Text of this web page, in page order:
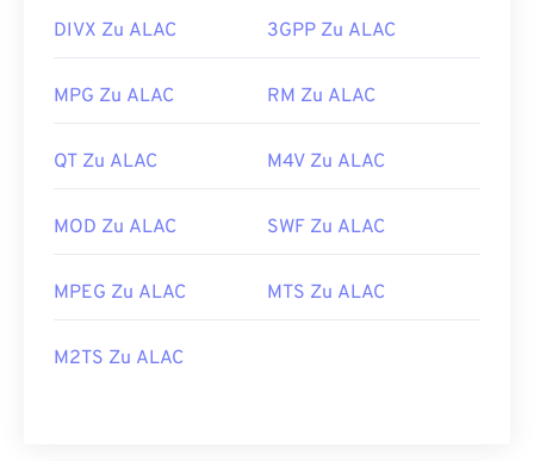
DIVX Zu ALAC 3GPP Zu ALAC
MPG Zu ALAC RM Zu ALAC
QT Zu ALAC M4V Zu ALAC
MOD Zu ALAC SWF Zu ALAC
MPEG Zu ALAC MTS Zu ALAC
M2TS Zu ALAC